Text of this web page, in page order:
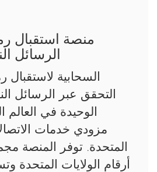
منصة استقبال
الرسائل
التحقق عبر الرسائل
الوحيدة في العالم
مزودي خدمات
المتحدة. توفر المنصة